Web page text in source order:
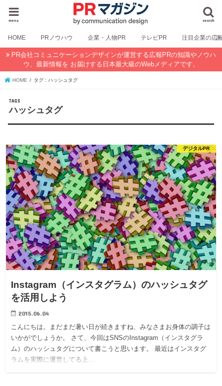
search
menu
HOME PRノウハウ 企業・人物PR テレビPR 注目企業の広
PR会社コミュニケーションデザインが運営する広報PRの知識やノウハ
ウ、最新情報を お届けする日本最大級のWebメディアです。
HOME タグ : ハッシュタグ
ハッシュタグ
デジタルPR
Instagram（インスタグラム）のハッシュタグ
を活用しよう
2015.06.04
こんにちは。まだまだ暑い日が続きますね、みなさまお身体の調子は
いかがでしょうか。 さて、今回はSNSのInstagram（インスタグラ
ム）のハッシュタグについて書こうと思います。 最近はインスタグ
ラムを実際に運営してる上…